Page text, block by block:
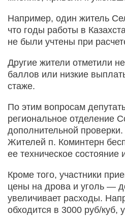
Например, один житель
что годы работы в
не были учтены при
Другие жители отметили
баллов или низкие
стаже.
По этим вопросам
региональное отделение
дополнительной проверки.
Жителей п. Коминтерн
ее техническое состояние
Кроме того, участники
цены на дрова и уголь —
увеличивает расходы.
обходится в 3000 руб/куб,